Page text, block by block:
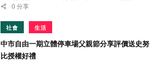
0 分享
社會 生活
中市自由一期立體停車場父親節分享評價送史努
比授權好禮